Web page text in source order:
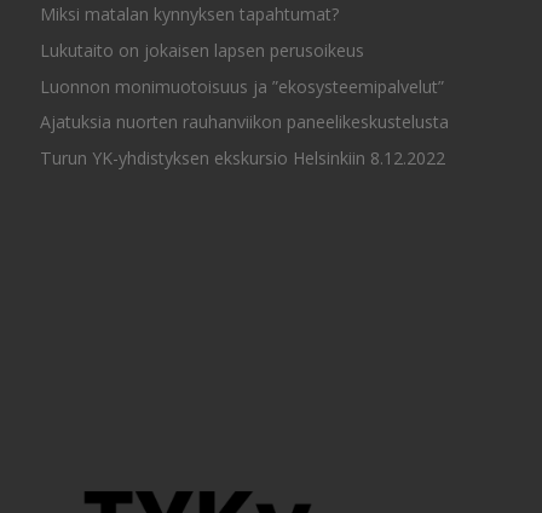
Miksi matalan kynnyksen tapahtumat?
Lukutaito on jokaisen lapsen perusoikeus
Luonnon monimuotoisuus ja ”ekosysteemipalvelut”
Ajatuksia nuorten rauhanviikon paneelikeskustelusta
Turun YK-yhdistyksen ekskursio Helsinkiin 8.12.2022